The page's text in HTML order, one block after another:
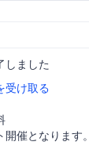
しました
受け取る
催となります。